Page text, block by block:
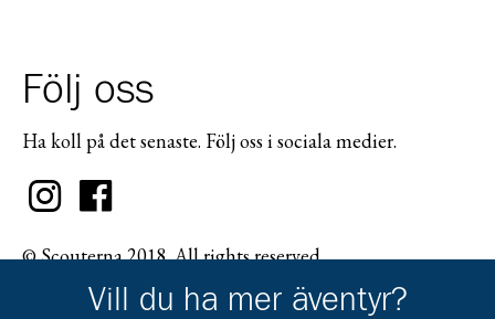
Följ oss
Ha koll på det senaste. Följ oss i sociala medier.
© Scouterna 2018. All rights reserved.
Vill du ha mer äventyr?